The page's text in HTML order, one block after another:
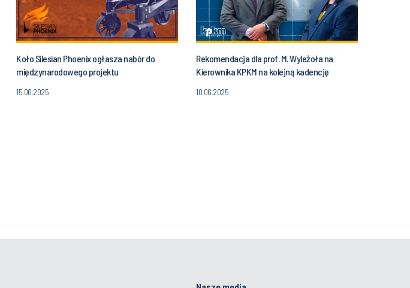
Koło Silesian Phoenix ogłasza nabór do
międzynarodowego projektu
15.06.2025
Rekomendacja dla prof. M. Wyleżoła na
Kierownika KPKM na kolejną kadencję
10.06.2025